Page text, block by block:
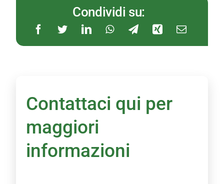
Condividi su:
Contattaci qui per
maggiori
informazioni